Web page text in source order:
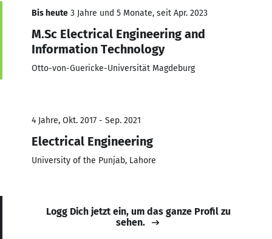
Bis heute 3 Jahre und 5 Monate, seit Apr. 2023
M.Sc Electrical Engineering and
Information Technology
Otto-von-Guericke-Universität Magdeburg
4 Jahre, Okt. 2017 - Sep. 2021
Electrical Engineering
University of the Punjab, Lahore
Logg Dich jetzt ein, um das ganze Profil zu
sehen.